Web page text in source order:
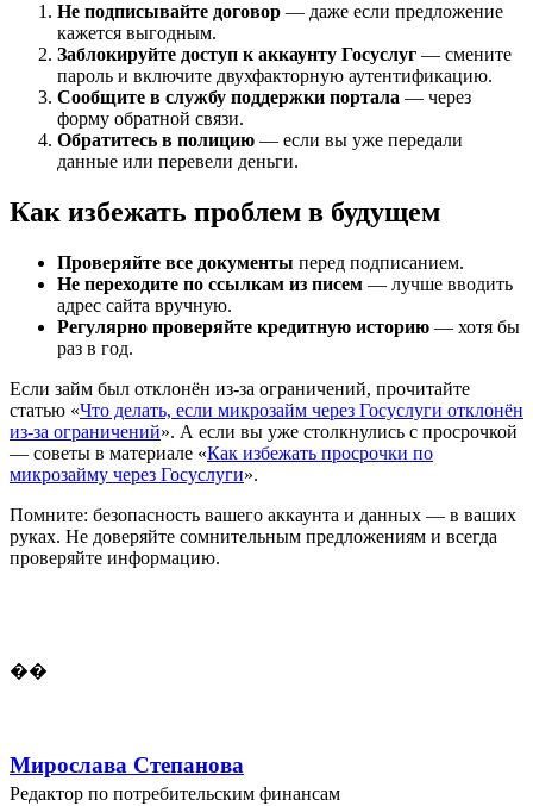
Не подписывайте договор — даже если предложение
кажется выгодным.
Заблокируйте доступ к аккаунту Госуслуг — смените
пароль и включите двухфакторную аутентификацию.
Сообщите в службу поддержки портала — через
форму обратной связи.
Обратитесь в полицию — если вы уже передали
данные или перевели деньги.
Как избежать проблем в будущем
Проверяйте все документы перед подписанием.
Не переходите по ссылкам из писем — лучше вводить
адрес сайта вручную.
Регулярно проверяйте кредитную историю — хотя бы
раз в год.
Если займ был отклонён из-за ограничений, прочитайте
статью «Что делать, если микрозайм через Госуслуги отклонён
из-за ограничений». А если вы уже столкнулись с просрочкой
— советы в материале «Как избежать просрочки по
микрозайму через Госуслуги».
Помните: безопасность вашего аккаунта и данных — в ваших
руках. Не доверяйте сомнительным предложениям и всегда
проверяйте информацию.
��
Мирослава Степанова
Редактор по потребительским финансам